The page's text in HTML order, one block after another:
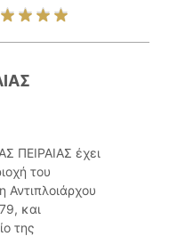
ΠΕΙΡΑΙΑΣ έχει
του
Αντιπλοιάρχου
και
της